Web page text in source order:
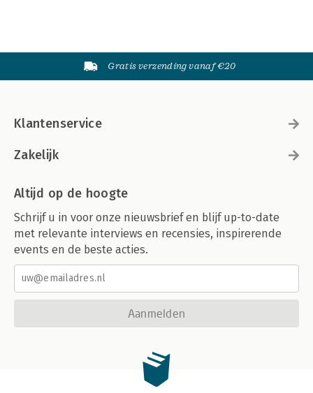
Gratis verzending vanaf €20
Klantenservice
Zakelijk
Altijd op de hoogte
Schrijf u in voor onze nieuwsbrief en blijf up-to-date
met relevante interviews en recensies, inspirerende
events en de beste acties.
Aanmelden